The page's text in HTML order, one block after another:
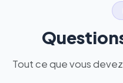
Tout ce que vous